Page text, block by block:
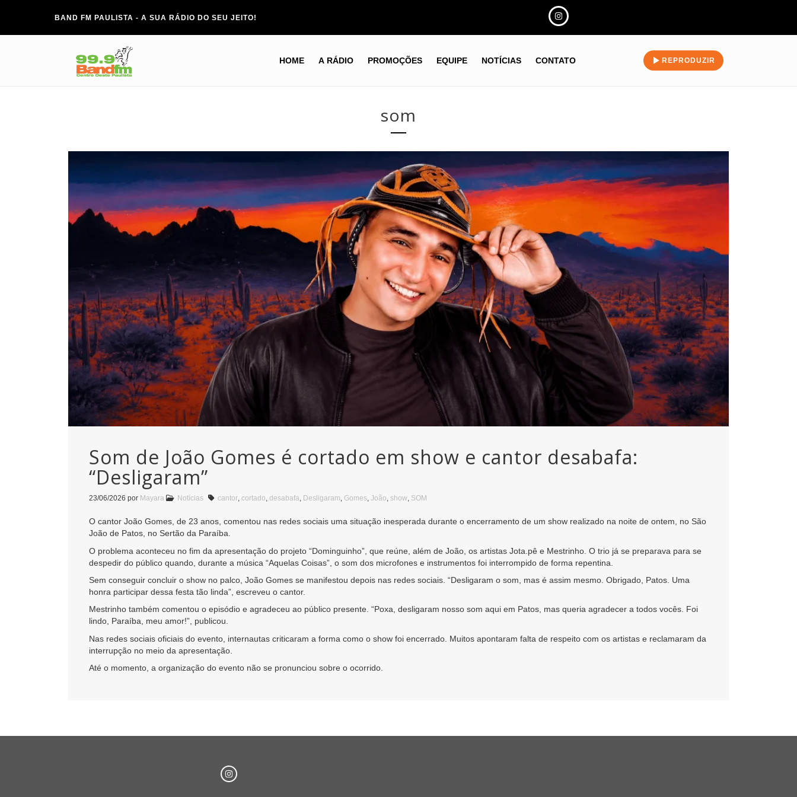
BAND FM PAULISTA - A SUA RÁDIO DO SEU JEITO!
HOME A RÁDIO PROMOÇÕES EQUIPE NOTÍCIAS CONTATO REPRODUZIR
som
Som de João Gomes é cortado em show e cantor desabafa:
“Desligaram”
23/06/2026 por Mayara Notícias cantor, cortado, desabafa, Desligaram, Gomes, João, show, SOM
O cantor João Gomes, de 23 anos, comentou nas redes sociais uma situação inesperada durante o encerramento de um show realizado na noite de ontem, no São
João de Patos, no Sertão da Paraíba.
O problema aconteceu no fim da apresentação do projeto “Dominguinho”, que reúne, além de João, os artistas Jota.pê e Mestrinho . O trio já se preparava para se
despedir do público quando, durante a música “Aquelas Coisas”, o som dos microfones e instrumentos foi interrompido de forma repentina.
Sem conseguir concluir o show no palco, João Gomes se manifestou depois nas redes sociais. “Desligaram o som, mas é assim mesmo. Obrigado, Patos. Uma
honra participar dessa festa tão linda”, escreveu o cantor.
Mestrinho também comentou o episódio e agradeceu ao público presente. “Poxa, desligaram nosso som aqui em Patos, mas queria agradecer a todos vocês. Foi
lindo, Paraíba, meu amor!”, publicou.
Nas redes sociais oficiais do evento, internautas criticaram a forma como o show foi encerrado. Muitos apontaram falta de respeito com os artistas e reclamaram da
interrupção no meio da apresentação.
Até o momento, a organização do evento não se pronunciou sobre o ocorrido.